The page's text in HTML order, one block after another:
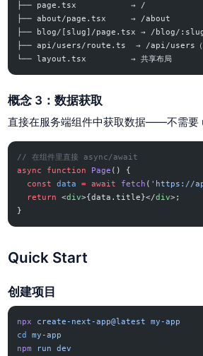
├── page.tsx           → /
├── about/page.tsx     → /about
├── blog/[slug]/page.tsx → /blog/:slug（
├── api/users/route.ts  → /api/users（
└── layout.tsx         → 共享布局
概念 3：数据获取
直接在服务端组件中获取数据——不需要
// 在组件里直接 async/await
async
function Page () {
  const
data = await fetch ( 'https://
  return
<div>{data.title}</div>;
}
Quick Start
创建项目
npx create-next-app@latest
my-app
cd
my-app
npm
run dev